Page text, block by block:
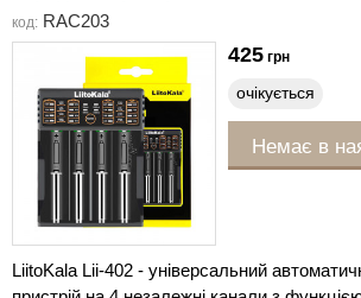
код: RAC203
425 грн
очікується
Немає в
LiitoKala Lii-402 - універсальний